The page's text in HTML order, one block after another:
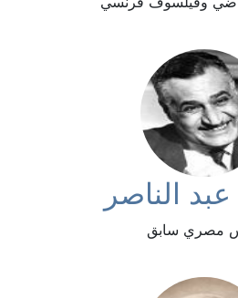
الناصر
مصري سابق